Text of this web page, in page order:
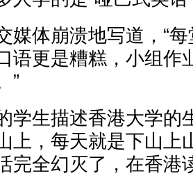
媒体崩溃地写道，“
语更是糟糕，小组作
”
学生描述香港大学的
上，每天就是下山上
完全幻灭了，在香港